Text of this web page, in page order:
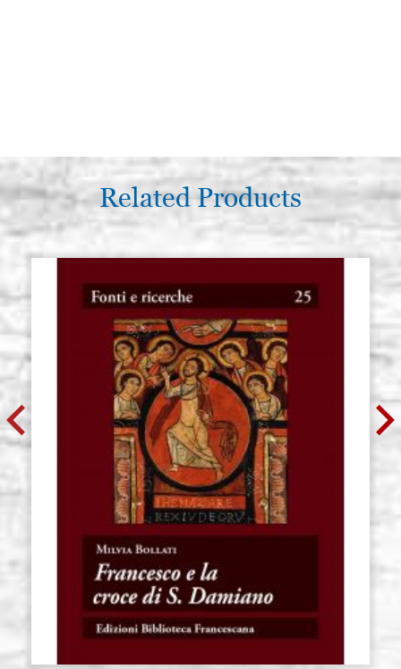
Related Products